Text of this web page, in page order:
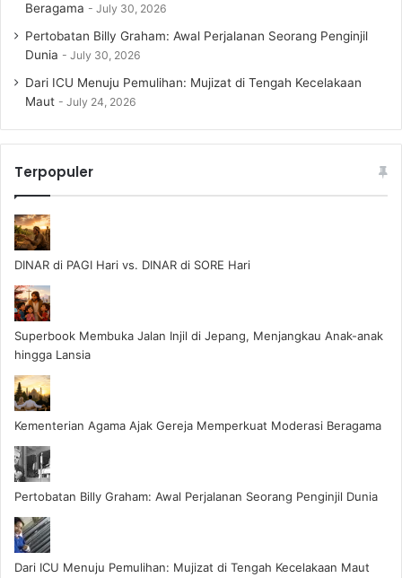
Beragama
July 30, 2026
Pertobatan Billy Graham: Awal Perjalanan Seorang Penginjil
Dunia
July 30, 2026
Dari ICU Menuju Pemulihan: Mujizat di Tengah Kecelakaan
Maut
July 24, 2026
Terpopuler
DINAR di PAGI Hari vs. DINAR di SORE Hari
Superbook Membuka Jalan Injil di Jepang, Menjangkau Anak-anak
hingga Lansia
Kementerian Agama Ajak Gereja Memperkuat Moderasi Beragama
Pertobatan Billy Graham: Awal Perjalanan Seorang Penginjil Dunia
Dari ICU Menuju Pemulihan: Mujizat di Tengah Kecelakaan Maut